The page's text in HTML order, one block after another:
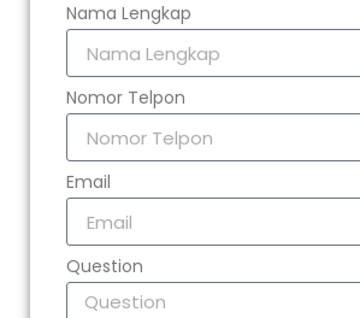
Nama Lengkap
Nomor Telpon
Email
Question